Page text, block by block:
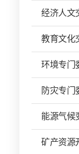
经济人文
教育文化
环境专门
防灾专门
能源气候
矿产资源